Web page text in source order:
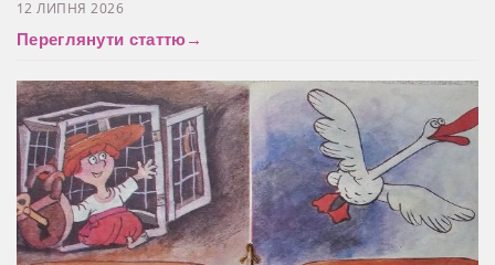
12 ЛИПНЯ 2026
Переглянути статтю→